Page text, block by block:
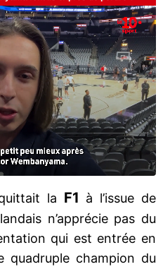
la F1 à l’issue de
n’apprécie pas du
qui est entrée en
quadruple champion du